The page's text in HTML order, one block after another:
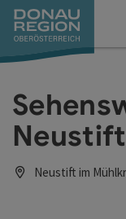
Zum Inhalt
Zur Navigation
Zum
Zur Kontaktseite
Zum Impressum
Zur Startseite
Neustift im